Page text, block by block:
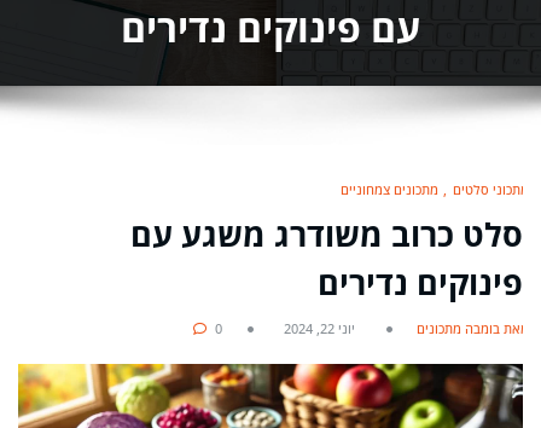
עם פינוקים נדירים
מתכוני סלטים מתכונים צמחוניים
סלט כרוב משודרג משגע עם
פינוקים נדירים
מאת בומבה מתכונים יוני 22, 2024 0